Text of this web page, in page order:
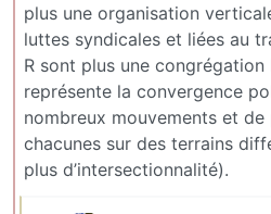
plus une organisation
luttes syndicales et liées au
R sont plus une
représente la convergence
nombreux mouvements et
chacunes sur des terrains
plus d’intersectionnalité).